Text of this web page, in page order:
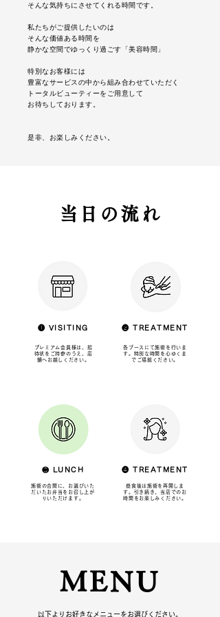
そんな気持ちにさせてくれる時間です。
私たちがご提供したいのは
そんな価値ある時間を
静かな空間でゆっくり過ごす「美容時間」
特別なお客様には
豊富なサービスの中から組み合わせていただく
トータルビューティーをご用意して
お待ちしております。
是非、お楽しみください。
当日の流れ
❶ VISITING
プレミアム会員様は、招
待状をご持参のうえ、店
舗へお越しください。
❷ TREATMENT
各ブースにて施術を行いま
す。特別な時間を心ゆくま
でご堪能ください。
❸ LUNCH
施術の合間に、お選びいた
だいたお弁当をお召し上が
りいただけます。
❹ TREATMENT
昼食後は施術を再開しま
す。引き続き、当店でのお
時間をお楽しみください。
MENU
以下よりお好きなメニューをお選びください。